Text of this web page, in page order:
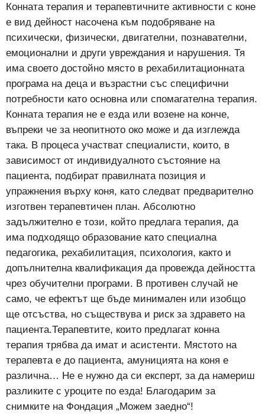
Конната терапия и терапевтичните активности с коне
е вид дейност насочена към подобряване на
психически, физически, двигателни, познавателни,
емоционални и други увреждания и нарушения. Тя
има своето достойно място в рехабилитационната
програма на деца и възрастни със специфични
потребности като основна или спомагателна терапия.
Конната терапия не е езда или возене на конче,
въпреки че за неопитното око може и да изглежда
така. В процеса участват специалисти, които, в
зависимост от индивидуалното състояние на
пациента, подбират правилната позиция и
упражнения върху коня, като следват предварително
изготвен терапевтичен план. Абсолютно
задължително е този, който предлага терапия, да
има подходящо образование като специална
педагогика, рехабилитация, психология, както и
допълнителна квалификация да провежда дейността
чрез обучителни програми. В противен случай не
само, че ефектът ще бъде минимален или изобщо
ще отсъства, но съществува и риск за здравето на
пациента.Терапевтите, които предлагат конна
терапия трябва да имат и асистенти. Мястото на
терапевта е до пациента, амуницията на коня е
различна… Не е нужно да си експерт, за да намериш
разликите с уроците по езда! Благодарим за
снимките на Фондация „Можем заедно“!